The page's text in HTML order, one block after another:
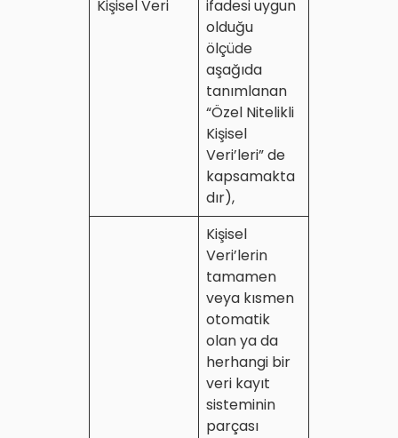
Kişisel Veri
ifadesi uygun
olduğu
ölçüde
aşağıda
tanımlanan
“Özel Nitelikli
Kişisel
Veri’leri” de
kapsamakta
dır),
Kişisel
Veri’lerin
tamamen
veya kısmen
otomatik
olan ya da
herhangi bir
veri kayıt
sisteminin
parçası